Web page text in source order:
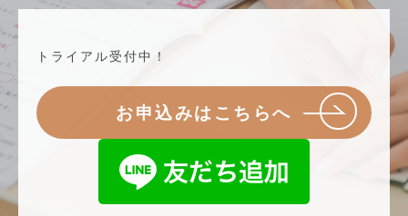
トライアル受付中！
お申込みはこちらへ